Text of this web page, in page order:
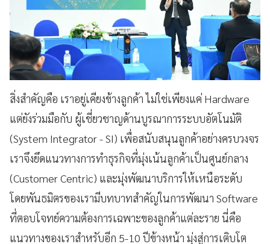
สิ่งสำคัญคือ เราอยู่เคียงข้างลูกค้า ไม่ใช่เพียงแค่ Hardware
แต่ยังร่วมมือกับ ผู้เชี่ยวชาญด้านบูรณาการระบบอัตโนมัติ
(System Integrator - SI) เพื่อสนับสนุนลูกค้าอย่างครบวงจร
เราจึงยึดแนวทางการทำธุรกิจที่มุ่งเน้นลูกค้าเป็นศูนย์กลาง
(Customer Centric) และมุ่งพัฒนาบริการให้เหนือระดับ
โดยพันธมิตรของเรามีบทบาทสำคัญในการพัฒนา Software
ที่ตอบโจทย์ความต้องการเฉพาะของลูกค้าแต่ละราย นี่คือ
แนวทางของเราสำหรับอีก 5-10 ปีข้างหน้า มุ่งสู่การเติบโต